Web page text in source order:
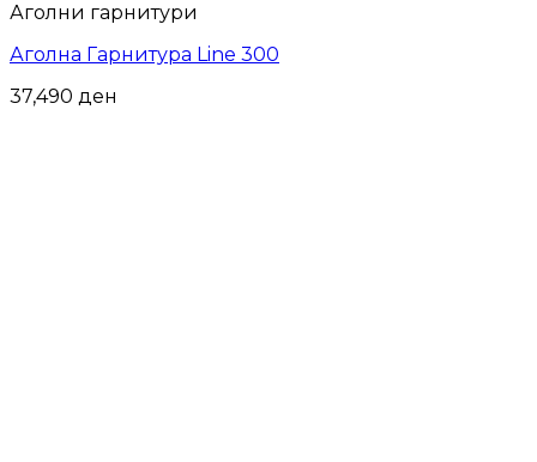
Аголни гарнитури
Аголна Гарнитура Line 300
37,490 ден